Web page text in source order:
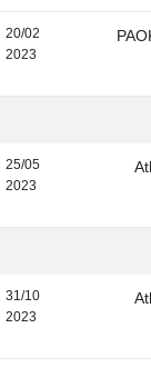
20/02
2023
25/05
2023
31/10
2023